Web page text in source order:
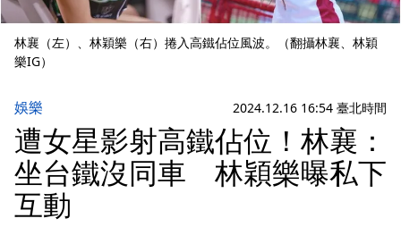
林襄（左）、林穎樂（右）捲入高鐵佔位風波。（翻攝林襄、林穎
樂IG）
娛樂 2024.12.16 16:54 臺北時間
遭女星影射高鐵佔位！林襄：
坐台鐵沒同車 林穎樂曝私下
互動